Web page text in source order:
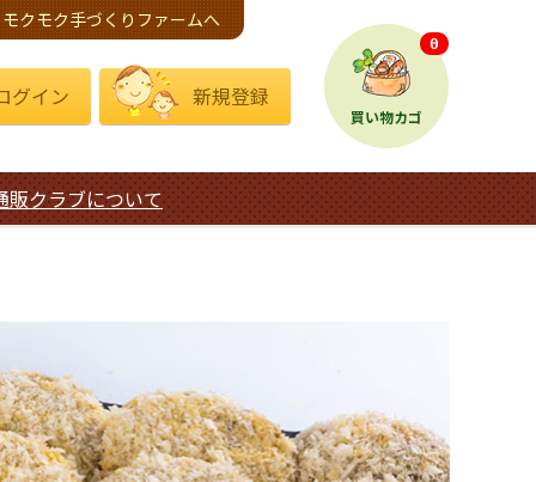
モクモク手づくりファームへ
グイン 新規登録
買い物カゴ
0
クラブについて